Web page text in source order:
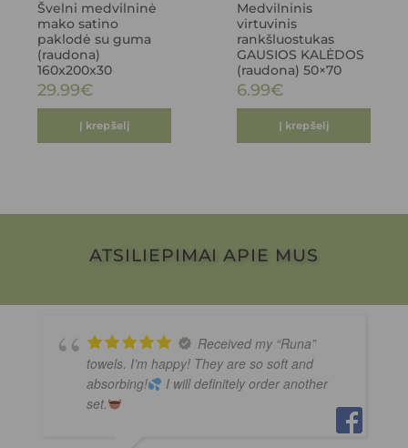
Švelni medvilninė
mako satino
paklodė su guma
(raudona)
160x200x30
29.99€
Į krepšelį
Medvilninis
virtuvinis
rankšluostukas
GAUSIOS KALĖDOS
(raudona) 50×70
6.99€
Į krepšelį
ATSILIEPIMAI APIE MUS
Received my “Runa”
towels. I’m happy! They are so soft and
absorbing!
I will definitely order another
set.